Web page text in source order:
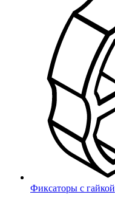
Фиксаторы с гайкой